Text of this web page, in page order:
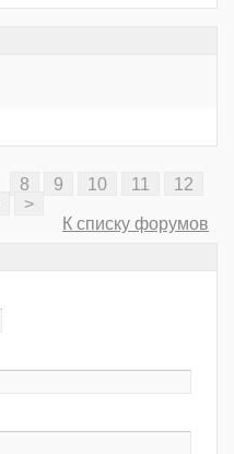
8 9 10 11
12
>
К списку форумов